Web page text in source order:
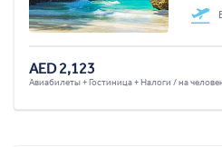
AED 2,123
Авиабилеты + Гостиница + Налоги / на